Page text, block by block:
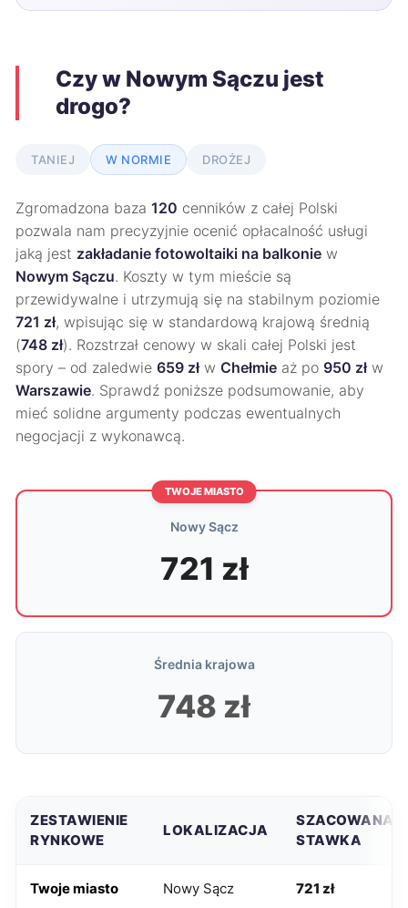
Czy w Nowym Sączu jest
drogo?
TANIEJ W NORMIE DROŻEJ
Zgromadzona baza 120 cenników z całej Polski
pozwala nam precyzyjnie ocenić opłacalność usługi
jaką jest zakładanie fotowoltaiki na balkonie w
Nowym Sączu. Koszty w tym mieście są
przewidywalne i utrzymują się na stabilnym poziomie
721 zł, wpisując się w standardową krajową średnią
(748 zł). Rozstrzał cenowy w skali całej Polski jest
spory – od zaledwie 659 złw Chełmie aż po 950 złw
Warszawie. Sprawdź poniższe podsumowanie, aby
mieć solidne argumenty podczas ewentualnych
negocjacji z wykonawcą.
TWOJE MIASTO
Nowy Sącz
721 zł
Średnia krajowa
748 zł
ZESTAWIENIE
RYNKOWE
LOKALIZACJA
SZACOWANA
STAWKA
Twoje miasto Nowy Sącz 721 zł